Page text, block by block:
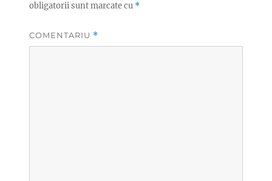
obligatorii sunt marcate cu *
COMENTARIU *